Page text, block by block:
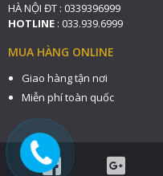
HÀ NỘI ĐT : 0339396999
HOTLINE : 033.939.6999
MUA HÀNG ONLINE
Giao hàng tận nơi
Miễn phí toàn quốc